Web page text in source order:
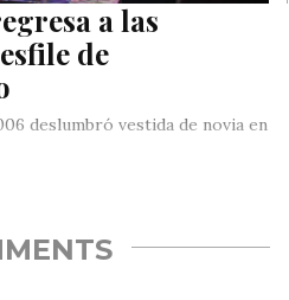
a las
de
deslumbró vestida de novia en